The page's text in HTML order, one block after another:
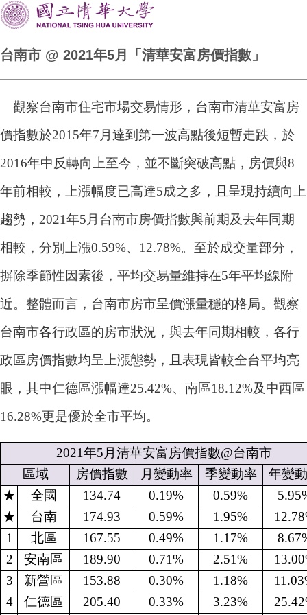
台南市 @ 2021年5月「清華安富房價指數」
觀察台南市住宅市場交易情形，台南市清華安富房
價指數於2015年7月達到第一波高點後短暫走跌，於
2016年中反轉向上至今，並不斷突破高點，房價與8
年前相較，上漲幅度已高達5成之多，且呈現持續向上
趨勢，2021年5月台南市房價指數與前期及去年同期
相較，分別上漲0.59%、12.78%。至於成交量部分，
摒除季節性因素後，平均交易量維持在5年平均線附
近。整體而言，台南市房市呈價漲量穩的格局。觀察
台南市各行政區的房市狀況，與去年同期相較，各行
政區房價指數均呈上漲態勢，且表現皆較全台平均亮
眼，其中仁德區漲幅達25.42%、南區18.12%及中西區
16.28%更是優於全市平均。
2021年5 月清華安富房價指數@台南市
區域
房價指數 月變動率 季變動率
年變
★
全國 134.74 0.19% 0.59%
★
台南 174.93 0.59% 1.95%
1
北區 167.55 0.49% 1.17%
2
安南區 189.90 0.71% 2.51%
3
新營區 153.88 0.30% 1.18%
4
仁德區 205.40 0.33% 3.23%